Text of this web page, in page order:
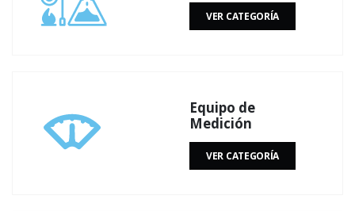
VER CATEGORÍA
Equipo de
Medición
VER CATEGORÍA